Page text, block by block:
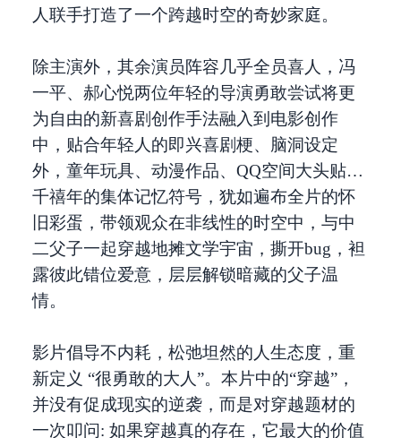
人联手打造了一个跨越时空的奇妙家庭。
除主演外，其余演员阵容几乎全员喜人，冯
一平、郝心悦两位年轻的导演勇敢尝试将更
为自由的新喜剧创作手法融入到电影创作
中，贴合年轻人的即兴喜剧梗、脑洞设定
外，童年玩具、动漫作品、QQ空间大头贴…
千禧年的集体记忆符号，犹如遍布全片的怀
旧彩蛋，带领观众在非线性的时空中，与中
二父子一起穿越地摊文学宇宙，撕开bug，袒
露彼此错位爱意，层层解锁暗藏的父子温
情。
影片倡导不内耗，松弛坦然的人生态度，重
新定义 “很勇敢的大人”。本片中的“穿越”，
并没有促成现实的逆袭，而是对穿越题材的
一次叩问: 如果穿越真的存在，它最大的价值